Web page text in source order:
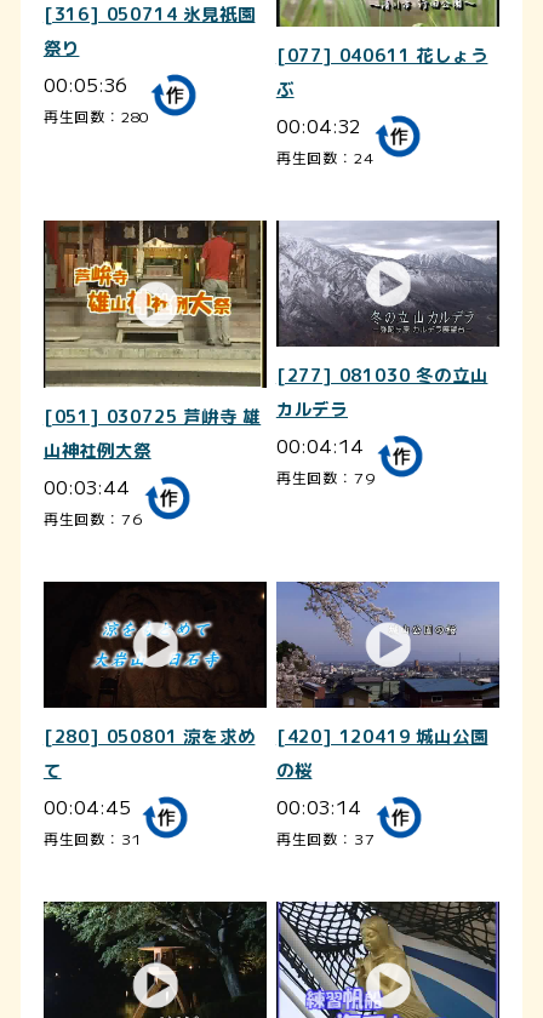
[316] 050714 氷見祇園
祭り
00:05:36
再生回数：280
[077] 040611 花しょう
ぶ
00:04:32
再生回数：24
[051] 030725 芦峅寺 雄
山神社例大祭
00:03:44
再生回数：76
[277] 081030 冬の立山
カルデラ
00:04:14
再生回数：79
[280] 050801 涼を求め
て
00:04:45
再生回数：31
[420] 120419 城山公園
の桜
00:03:14
再生回数：37